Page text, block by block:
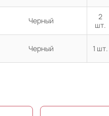
Черный
2
шт.
Черный 1 шт.